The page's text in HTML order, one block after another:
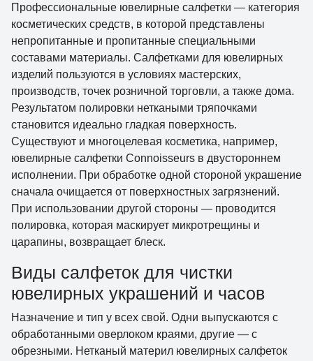
Профессиональные ювелирные салфетки — категория
косметических средств, в которой представлены
непропитанные и пропитанные специальными
составами материалы. Салфетками для ювелирных
изделий пользуются в условиях мастерских,
производств, точек розничной торговли, а также дома.
Результатом полировки неткаными тряпочками
становится идеально гладкая поверхность.
Существуют и многоцелевая косметика, например,
ювелирные салфетки Connoisseurs в двустороннем
исполнении. При обработке одной стороной украшение
сначала очищается от поверхностных загрязнений.
При использовании другой стороны — проводится
полировка, которая маскирует микротрещины и
царапины, возвращает блеск.
Виды салфеток для чистки
ювелирных украшений и часов
Назначение и тип у всех свой. Одни выпускаются с
обработанными оверлоком краями, другие — с
обрезными. Нетканый материл ювелирных салфеток